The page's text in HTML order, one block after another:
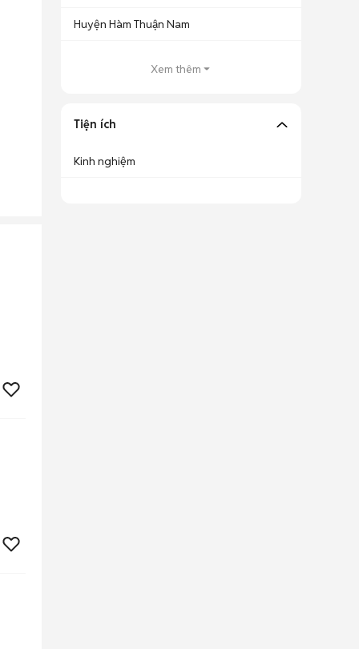
Huyện Hàm Thuận Nam
Xem thêm
Tiện ích
Kinh nghiệm